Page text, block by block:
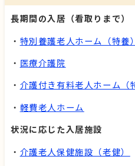
長期間の入居（看取りまで）
・ 特別養護老人ホーム（特養）
・ 医療介護院
・ 介護付き有料老人ホーム（
・ 軽費老人ホーム
状況に応じた入居施設
・ 介護老人保健施設（老健）